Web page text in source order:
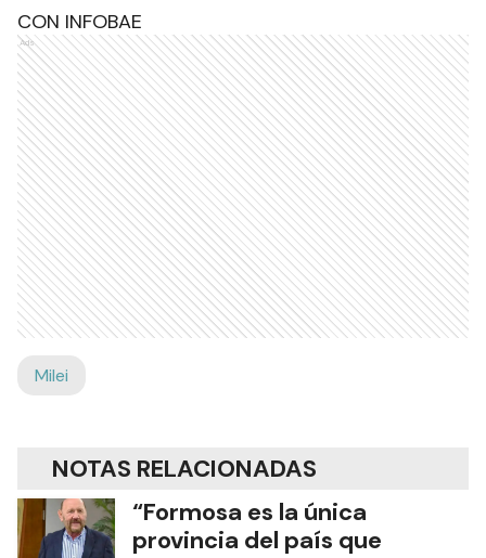
CON INFOBAE
Ads
Milei
NOTAS RELACIONADAS
“Formosa es la única
provincia del país que